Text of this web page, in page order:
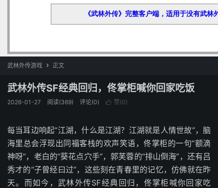
武林外传游戏  正文
武林外传SF经典回归，佟掌柜喊你回家吃饭
2026-01-27 阅读(369) 评论(0)  赞(0)
每当耳边响起“江湖，什么是江湖？江湖就是人情世故”，脑
海里总会浮现出同福客栈的欢声笑语，佟掌柜的一句“额滴
神呀”，老白的“葵花点穴手”，郭芙蓉的“排山倒海”，还有吕
秀才的“子曾经曰过”，这些刻在青春里的记忆，仿佛就在昨
天。而如今，武林外传SF经典回归，佟掌柜喊你回家吃